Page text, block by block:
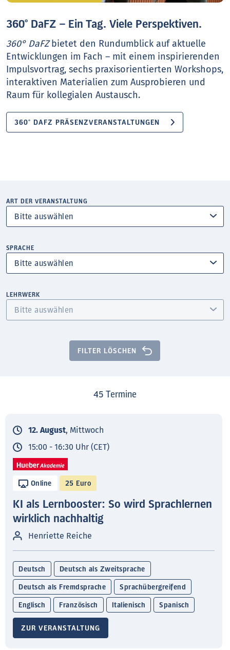
360° DaFZ – Ein Tag. Viele Perspektiven.
360° DaFZbietet den Rundumblick auf aktuelle
Entwicklungen im Fach – mit einem inspirierenden
Impulsvortrag, sechs praxisorientierten Workshops,
interaktiven Materialien zum Ausprobieren und
Raum für kollegialen Austausch.
360° DAFZ PRÄSENZVERANSTALTUNGEN
ART DER VERANSTALTUNG
SPRACHE
LEHRWERK
FILTER LÖSCHEN
45 Termine
12. August, Mittwoch
15:00 - 16:30 Uhr (CET)
Online 25 Euro
KI als Lernbooster: So wird Sprachlernen
wirklich nachhaltig
Henriette Reiche
Deutsch Deutsch als Zweitsprache
Deutsch als Fremdsprache Sprachübergreifend
Englisch Französisch Italienisch Spanisch
ZUR VERANSTALTUNG